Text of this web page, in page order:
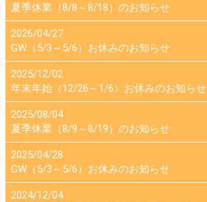
夏季休業（8/8～8/18）のお知らせ
2026/04/27
GW（5/3～5/6）お休みのお知らせ
2025/12/02
年末年始（12/26～1/6）お休みのお知らせ
2025/08/04
夏季休業（8/9～8/19）のお知らせ
2025/04/28
GW（5/3～5/6）お休みのお知らせ
2024/12/04